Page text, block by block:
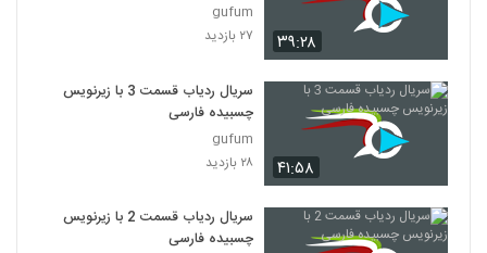
16
سریال Friends فصل اول قسمت 16
۴۴۸ بازدید
سریال Friends فصل اول قسمت 17
۲۴۲ بازدید
۳۹:۲۸
gufum
۲۷ بازدید
۴۱:۵۸
سریال ردیاب قسمت 3 با زیرنویس
چسبیده فارسی
gufum
۲۸ بازدید
سریال ردیاب قسمت 2 با زیرنویس
چسبیده فارسی